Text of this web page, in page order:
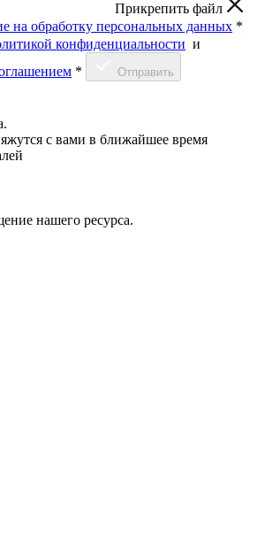
Прикрепить файл
на обработку персональных данных *
конфиденциальности и
*
Отправить
с вами в ближайшее время
нашего ресурса.